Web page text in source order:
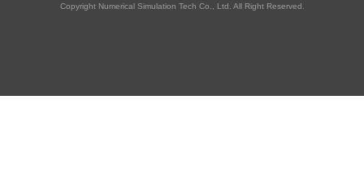
Copyright Numerical Simulation Tech Co., Ltd. All Right Reserved.